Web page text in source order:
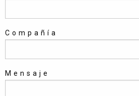
Compañía
Mensaje